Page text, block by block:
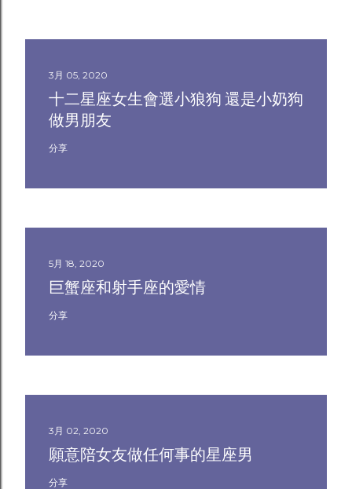
3月 05, 2020
十二星座女生會選小狼狗 還是小奶狗
做男朋友
分享
5月 18, 2020
巨蟹座和射手座的愛情
分享
3月 02, 2020
願意陪女友做任何事的星座男
分享